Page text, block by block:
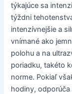
týkajúce sa
týždni
intenzívnejšie a
vnímané ako
polohu a na
poriadku, takéto
norme. Pokiaľ
hodiny,